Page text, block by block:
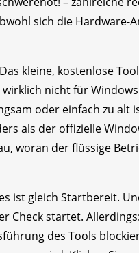
sich die Hardware-
kleine, kostenlose
nicht für
oder einfach zu alt
als der offizielle
woran der flüssige
ist gleich Startbereit.
Check startet.
des Tools